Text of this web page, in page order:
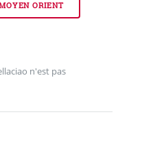
ORIENT
n'est pas